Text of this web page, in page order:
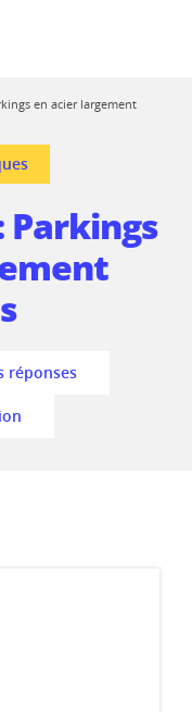
en acier largement
Parkings
réponses